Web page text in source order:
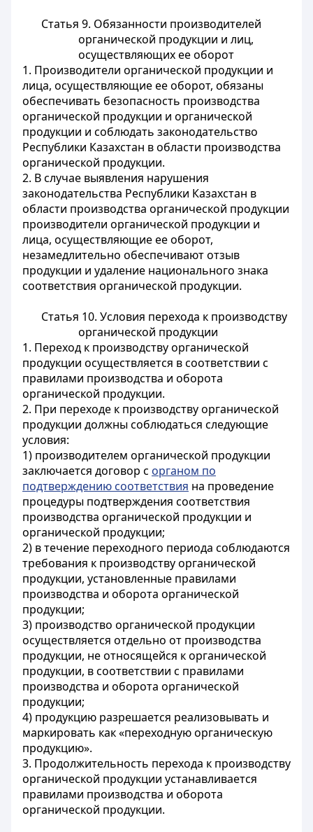
Статья 9. Обязанности производителей
органической продукции и лиц,
осуществляющих ее оборот
1. Производители органической продукции и
лица, осуществляющие ее оборот, обязаны
обеспечивать безопасность производства
органической продукции и органической
продукции и соблюдать законодательство
Республики Казахстан в области производства
органической продукции.
2. В случае выявления нарушения
законодательства Республики Казахстан в
области производства органической продукции
производители органической продукции и
лица, осуществляющие ее оборот,
незамедлительно обеспечивают отзыв
продукции и удаление национального знака
соответствия органической продукции.
Статья 10. Условия перехода к производству
органической продукции
1. Переход к производству органической
продукции осуществляется в соответствии с
правилами производства и оборота
органической продукции.
2. При переходе к производству органической
продукции должны соблюдаться следующие
условия:
1) производителем органической продукции
заключается договор с органом по
подтверждению соответствия на проведение
процедуры подтверждения соответствия
производства органической продукции и
органической продукции;
2) в течение переходного периода соблюдаются
требования к производству органической
продукции, установленные правилами
производства и оборота органической
продукции;
3) производство органической продукции
осуществляется отдельно от производства
продукции, не относящейся к органической
продукции, в соответствии с правилами
производства и оборота органической
продукции;
4) продукцию разрешается реализовывать и
маркировать как «переходную органическую
продукцию».
3. Продолжительность перехода к производству
органической продукции устанавливается
правилами производства и оборота
органической продукции.